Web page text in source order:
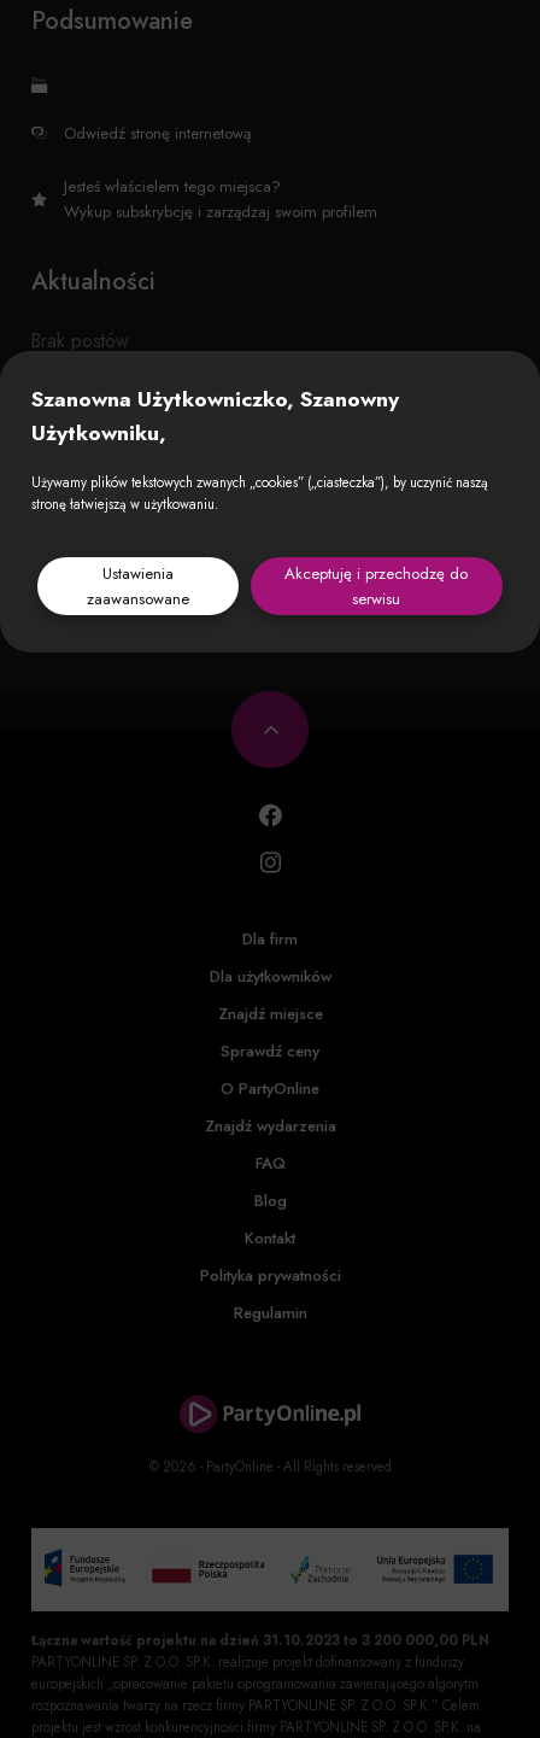
Podsumowanie
Odwiedź stronę internetową
Jesteś właścielem tego miejsca?
Wykup subskrybcję i zarządzaj swoim profilem
Aktualności
Brak postów
© 2026 - PartyOnline - All Rights reserved
Dla firm
Dla użytkowników
Znajdź miejsce
Sprawdź ceny
O PartyOnline
Znajdź wydarzenia
FAQ
Blog
Kontakt
Polityka prywatności
Regulamin
Łączna wartość projektu na dzień 31.10.2023 to 3 200 000,00 PLN
PARTYONLINE SP. Z O.O. SP.K. realizuje projekt dofinansowany z funduszy
europejskich „opracowanie pakietu oprogramowania zawierającego algorytm
rozpoznawania twarzy na rzecz firmy PARTYONLINE SP. Z O.O. SP.K.”. Celem
projektu jest wzrost konkurencyjności firmy PARTYONLINE SP. Z O.O. SP.K. na
Szanowna Użytkowniczko, Szanowny
Użytkowniku,
Używamy plików tekstowych zwanych „cookies” („ciasteczka”), by uczynić naszą
stronę łatwiejszą w użytkowaniu.
Ustawienia
zaawansowane
Akceptuję i przechodzę do
serwisu